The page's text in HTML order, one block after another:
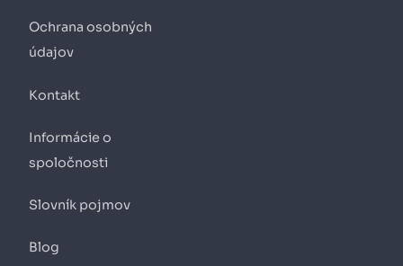
Ochrana osobných
údajov
Kontakt
Informácie o
spoločnosti
Slovník pojmov
Blog